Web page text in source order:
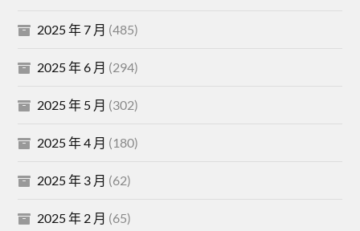
2025 年 7 月 (485)
2025 年 6 月 (294)
2025 年 5 月 (302)
2025 年 4 月 (180)
2025 年 3 月 (62)
2025 年 2 月 (65)